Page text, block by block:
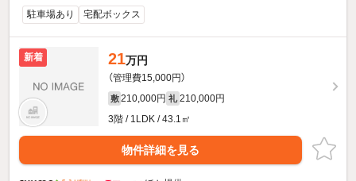
駐車場あり 宅配ボックス
新着 21万円
（管理費15,000円）
敷 210,000円 礼 210,000円
3階 / 1LDK / 43.1㎡
物件詳細を見る